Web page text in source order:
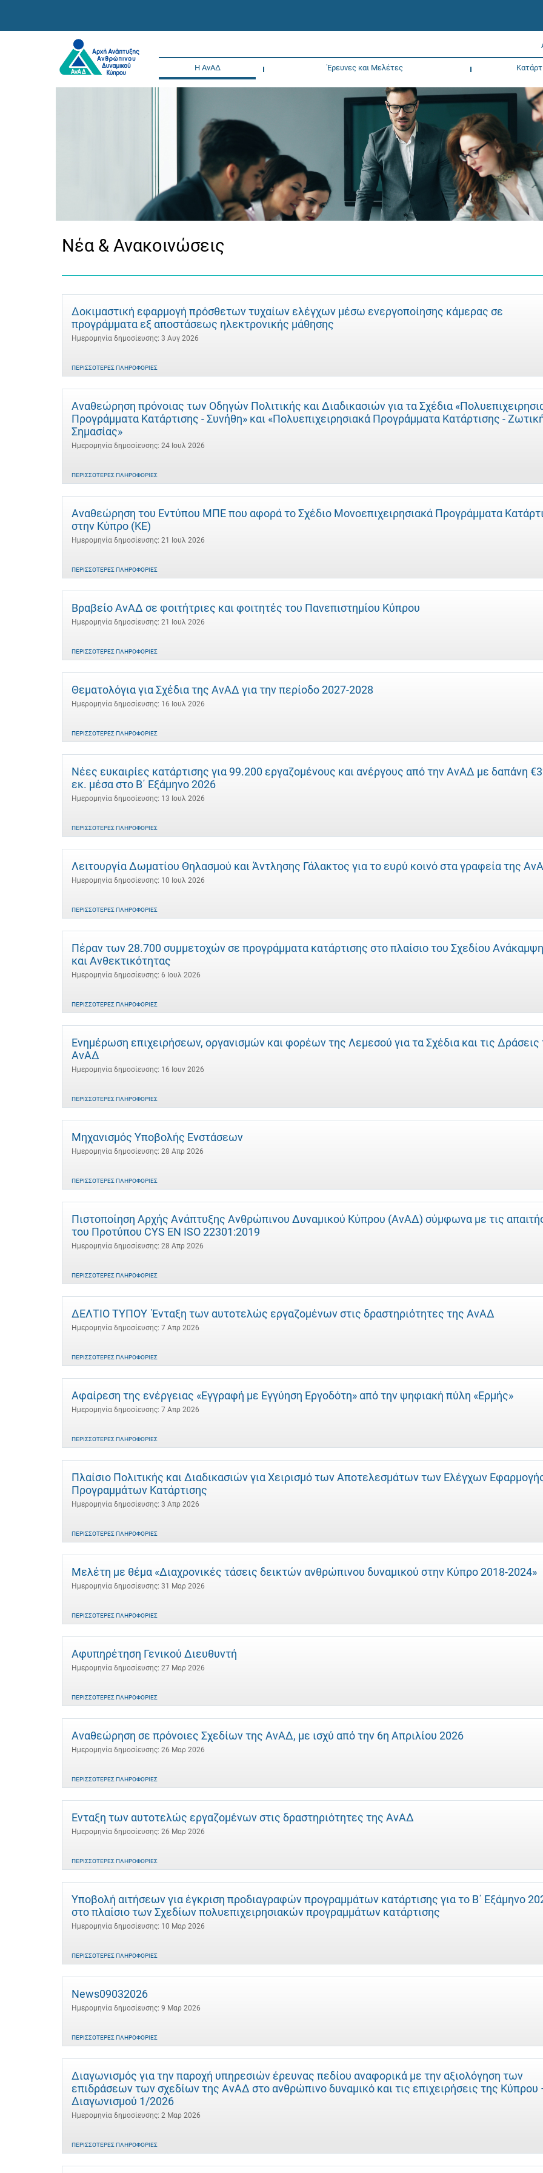
Η ΑνΑΔ Έρευνες και Μελέτες
Νέα & Ανακοινώσεις
Δοκιμαστική εφαρμογή πρόσθετων τυχαίων ελέγχων μέσω ενεργοποίησης κάμερας σε
προγράμματα εξ αποστάσεως ηλεκτρονικής μάθησης
Ημερομηνία δημοσίευσης: 3 Αυγ 2026
ΠΕΡΙΣΣΌΤΕΡΕΣ ΠΛΗΡΟΦΟΡΊΕΣ
Αναθεώρηση πρόνοιας των Οδηγών Πολιτικής και Διαδικασιών για τα Σχέδια
Προγράμματα Κατάρτισης - Συνήθη» και «Πολυεπιχειρησιακά Προγράμματα Κατάρτισης -
Σημασίας»
Ημερομηνία δημοσίευσης: 24 Ιουλ 2026
ΠΕΡΙΣΣΌΤΕΡΕΣ ΠΛΗΡΟΦΟΡΊΕΣ
Αναθεώρηση του Εντύπου ΜΠΕ που αφορά το Σχέδιο Μονοεπιχειρησιακά Προγράμματα
στην Κύπρο (ΚΕ)
Ημερομηνία δημοσίευσης: 21 Ιουλ 2026
ΠΕΡΙΣΣΌΤΕΡΕΣ ΠΛΗΡΟΦΟΡΊΕΣ
Βραβείο ΑνΑΔ σε φοιτήτριες και φοιτητές του Πανεπιστημίου Κύπρου
Ημερομηνία δημοσίευσης: 21 Ιουλ 2026
ΠΕΡΙΣΣΌΤΕΡΕΣ ΠΛΗΡΟΦΟΡΊΕΣ
Θεματολόγια για Σχέδια της ΑνΑΔ για την περίοδο 2027-2028
Ημερομηνία δημοσίευσης: 16 Ιουλ 2026
ΠΕΡΙΣΣΌΤΕΡΕΣ ΠΛΗΡΟΦΟΡΊΕΣ
Νέες ευκαιρίες κατάρτισης για 99.200 εργαζομένους και ανέργους από την ΑνΑΔ με δαπάνη
εκ. μέσα στο Β΄ Εξάμηνο 2026
Ημερομηνία δημοσίευσης: 13 Ιουλ 2026
ΠΕΡΙΣΣΌΤΕΡΕΣ ΠΛΗΡΟΦΟΡΊΕΣ
Λειτουργία Δωματίου Θηλασμού και Άντλησης Γάλακτος για το ευρύ κοινό στα γραφεία της
Ημερομηνία δημοσίευσης: 10 Ιουλ 2026
ΠΕΡΙΣΣΌΤΕΡΕΣ ΠΛΗΡΟΦΟΡΊΕΣ
Πέραν των 28.700 συμμετοχών σε προγράμματα κατάρτισης στο πλαίσιο του Σχεδίου
και Ανθεκτικότητας
Ημερομηνία δημοσίευσης: 6 Ιουλ 2026
ΠΕΡΙΣΣΌΤΕΡΕΣ ΠΛΗΡΟΦΟΡΊΕΣ
Ενημέρωση επιχειρήσεων, οργανισμών και φορέων της Λεμεσού για τα Σχέδια και τις Δράσεις
ΑνΑΔ
Ημερομηνία δημοσίευσης: 16 Ιουν 2026
ΠΕΡΙΣΣΌΤΕΡΕΣ ΠΛΗΡΟΦΟΡΊΕΣ
Μηχανισμός Υποβολής Ενστάσεων
Ημερομηνία δημοσίευσης: 28 Απρ 2026
ΠΕΡΙΣΣΌΤΕΡΕΣ ΠΛΗΡΟΦΟΡΊΕΣ
Πιστοποίηση Αρχής Ανάπτυξης Ανθρώπινου Δυναμικού Κύπρου (ΑνΑΔ) σύμφωνα με τις
του Προτύπου CYS EN ISO 22301:2019
Ημερομηνία δημοσίευσης: 28 Απρ 2026
ΠΕΡΙΣΣΌΤΕΡΕΣ ΠΛΗΡΟΦΟΡΊΕΣ
ΔΕΛΤΙΟ ΤΥΠΟΥ Ένταξη των αυτοτελώς εργαζομένων στις δραστηριότητες της ΑνΑΔ
Ημερομηνία δημοσίευσης: 7 Απρ 2026
ΠΕΡΙΣΣΌΤΕΡΕΣ ΠΛΗΡΟΦΟΡΊΕΣ
Αφαίρεση της ενέργειας «Εγγραφή με Εγγύηση Εργοδότη» από την ψηφιακή πύλη «Ερμής»
Ημερομηνία δημοσίευσης: 7 Απρ 2026
ΠΕΡΙΣΣΌΤΕΡΕΣ ΠΛΗΡΟΦΟΡΊΕΣ
Πλαίσιο Πολιτικής και Διαδικασιών για Χειρισμό των Αποτελεσμάτων των Ελέγχων
Προγραμμάτων Κατάρτισης
Ημερομηνία δημοσίευσης: 3 Απρ 2026
ΠΕΡΙΣΣΌΤΕΡΕΣ ΠΛΗΡΟΦΟΡΊΕΣ
Μελέτη με θέμα «Διαχρονικές τάσεις δεικτών ανθρώπινου δυναμικού στην Κύπρο 2018-2024»
Ημερομηνία δημοσίευσης: 31 Μαρ 2026
ΠΕΡΙΣΣΌΤΕΡΕΣ ΠΛΗΡΟΦΟΡΊΕΣ
Αφυπηρέτηση Γενικού Διευθυντή
Ημερομηνία δημοσίευσης: 27 Μαρ 2026
ΠΕΡΙΣΣΌΤΕΡΕΣ ΠΛΗΡΟΦΟΡΊΕΣ
Αναθεώρηση σε πρόνοιες Σχεδίων της ΑνΑΔ, με ισχύ από την 6η Απριλίου 2026
Ημερομηνία δημοσίευσης: 26 Μαρ 2026
ΠΕΡΙΣΣΌΤΕΡΕΣ ΠΛΗΡΟΦΟΡΊΕΣ
Ένταξη των αυτοτελώς εργαζομένων στις δραστηριότητες της ΑνΑΔ
Ημερομηνία δημοσίευσης: 26 Μαρ 2026
ΠΕΡΙΣΣΌΤΕΡΕΣ ΠΛΗΡΟΦΟΡΊΕΣ
Υποβολή αιτήσεων για έγκριση προδιαγραφών προγραμμάτων κατάρτισης για το Β΄ Εξάμηνο
στο πλαίσιο των Σχεδίων πολυεπιχειρησιακών προγραμμάτων κατάρτισης
Ημερομηνία δημοσίευσης: 10 Μαρ 2026
ΠΕΡΙΣΣΌΤΕΡΕΣ ΠΛΗΡΟΦΟΡΊΕΣ
News09032026
Ημερομηνία δημοσίευσης: 9 Μαρ 2026
ΠΕΡΙΣΣΌΤΕΡΕΣ ΠΛΗΡΟΦΟΡΊΕΣ
Διαγωνισμός για την παροχή υπηρεσιών έρευνας πεδίου αναφορικά με την αξιολόγηση των
επιδράσεων των σχεδίων της ΑνΑΔ στο ανθρώπινο δυναμικό και τις επιχειρήσεις της Κύπρου
Διαγωνισμού 1/2026
Ημερομηνία δημοσίευσης: 2 Μαρ 2026
ΠΕΡΙΣΣΌΤΕΡΕΣ ΠΛΗΡΟΦΟΡΊΕΣ